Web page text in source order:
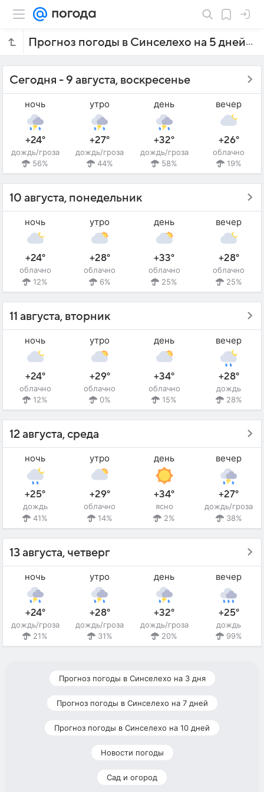
Прогноз погоды в Синселехо на 5 дней
Сегодня - 9 августа, воскресенье
ночь
+24°
дождь/гроза
56%
утро
+27°
дождь/гроза
44%
день
+32°
дождь/гроза
58%
вечер
+26°
облачно
19%
10 августа, понедельник
ночь
+24°
облачно
12%
утро
+28°
облачно
6%
день
+33°
облачно
25%
вечер
+28°
облачно
25%
11 августа, вторник
ночь
+24°
облачно
12%
утро
+29°
облачно
0%
день
+34°
облачно
15%
вечер
+28°
дождь
28%
12 августа, среда
ночь
+25°
дождь
41%
утро
+29°
облачно
14%
день
+34°
ясно
2%
вечер
+27°
дождь/гроза
38%
13 августа, четверг
ночь
+24°
дождь/гроза
21%
утро
+28°
дождь/гроза
31%
день
+32°
дождь/гроза
20%
вечер
+25°
дождь
99%
Прогноз погоды в Синселехо на 3 дня
Прогноз погоды в Синселехо на 7 дней
Прогноз погоды в Синселехо на 10 дней
Новости погоды
Сад и огород